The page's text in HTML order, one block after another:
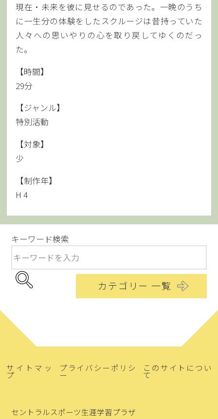
現在・未来を彼に見せるのであった。一晩のうち
に一生分の体験をしたスクルージは昔持っていた
人々への思いやりの心を取り戻してゆくのだっ
た。
【時間】
29分
【ジャンル】
特別活動
【対象】
少
【制作年】
H 4
キーワード検索
カテゴリー 一覧
サイトマッ
プ
プライバシーポリシ
ー
このサイトについ
て
セントラルスポーツ生涯学習プラザ